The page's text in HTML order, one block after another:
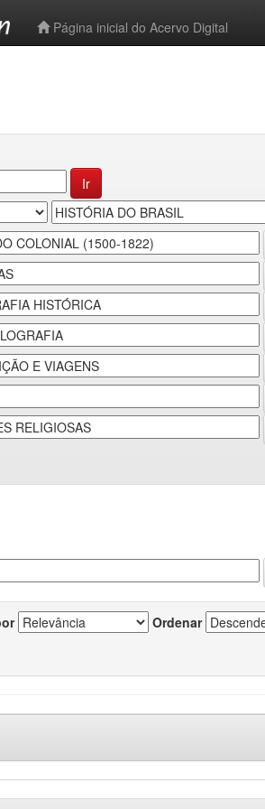
Página inicial do Acervo Digital
Ordenar